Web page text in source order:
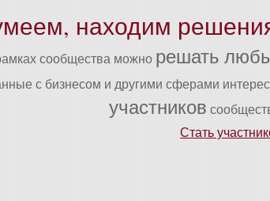
находим
сообщества можно решать
с бизнесом и другими сферами
участников
Стать